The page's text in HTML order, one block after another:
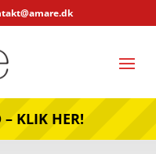
– KLIK HER!